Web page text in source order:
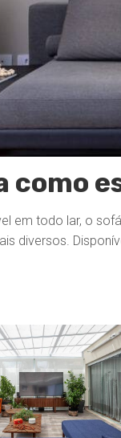
como
em todo lar, o
diversos.